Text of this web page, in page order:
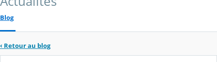
Blog
‹ Retour au blog